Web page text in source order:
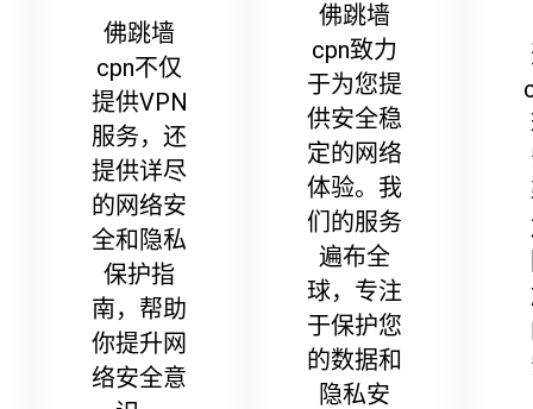
佛跳墙
cpn不仅
提供VPN
服务，还
提供详尽
的网络安
全和隐私
保护指
南，帮助
你提升网
络安全意
佛跳墙
cpn致力
于为您提
供安全稳
定的网络
体验。我
们的服务
遍布全
球，专注
于保护您
的数据和
隐私安